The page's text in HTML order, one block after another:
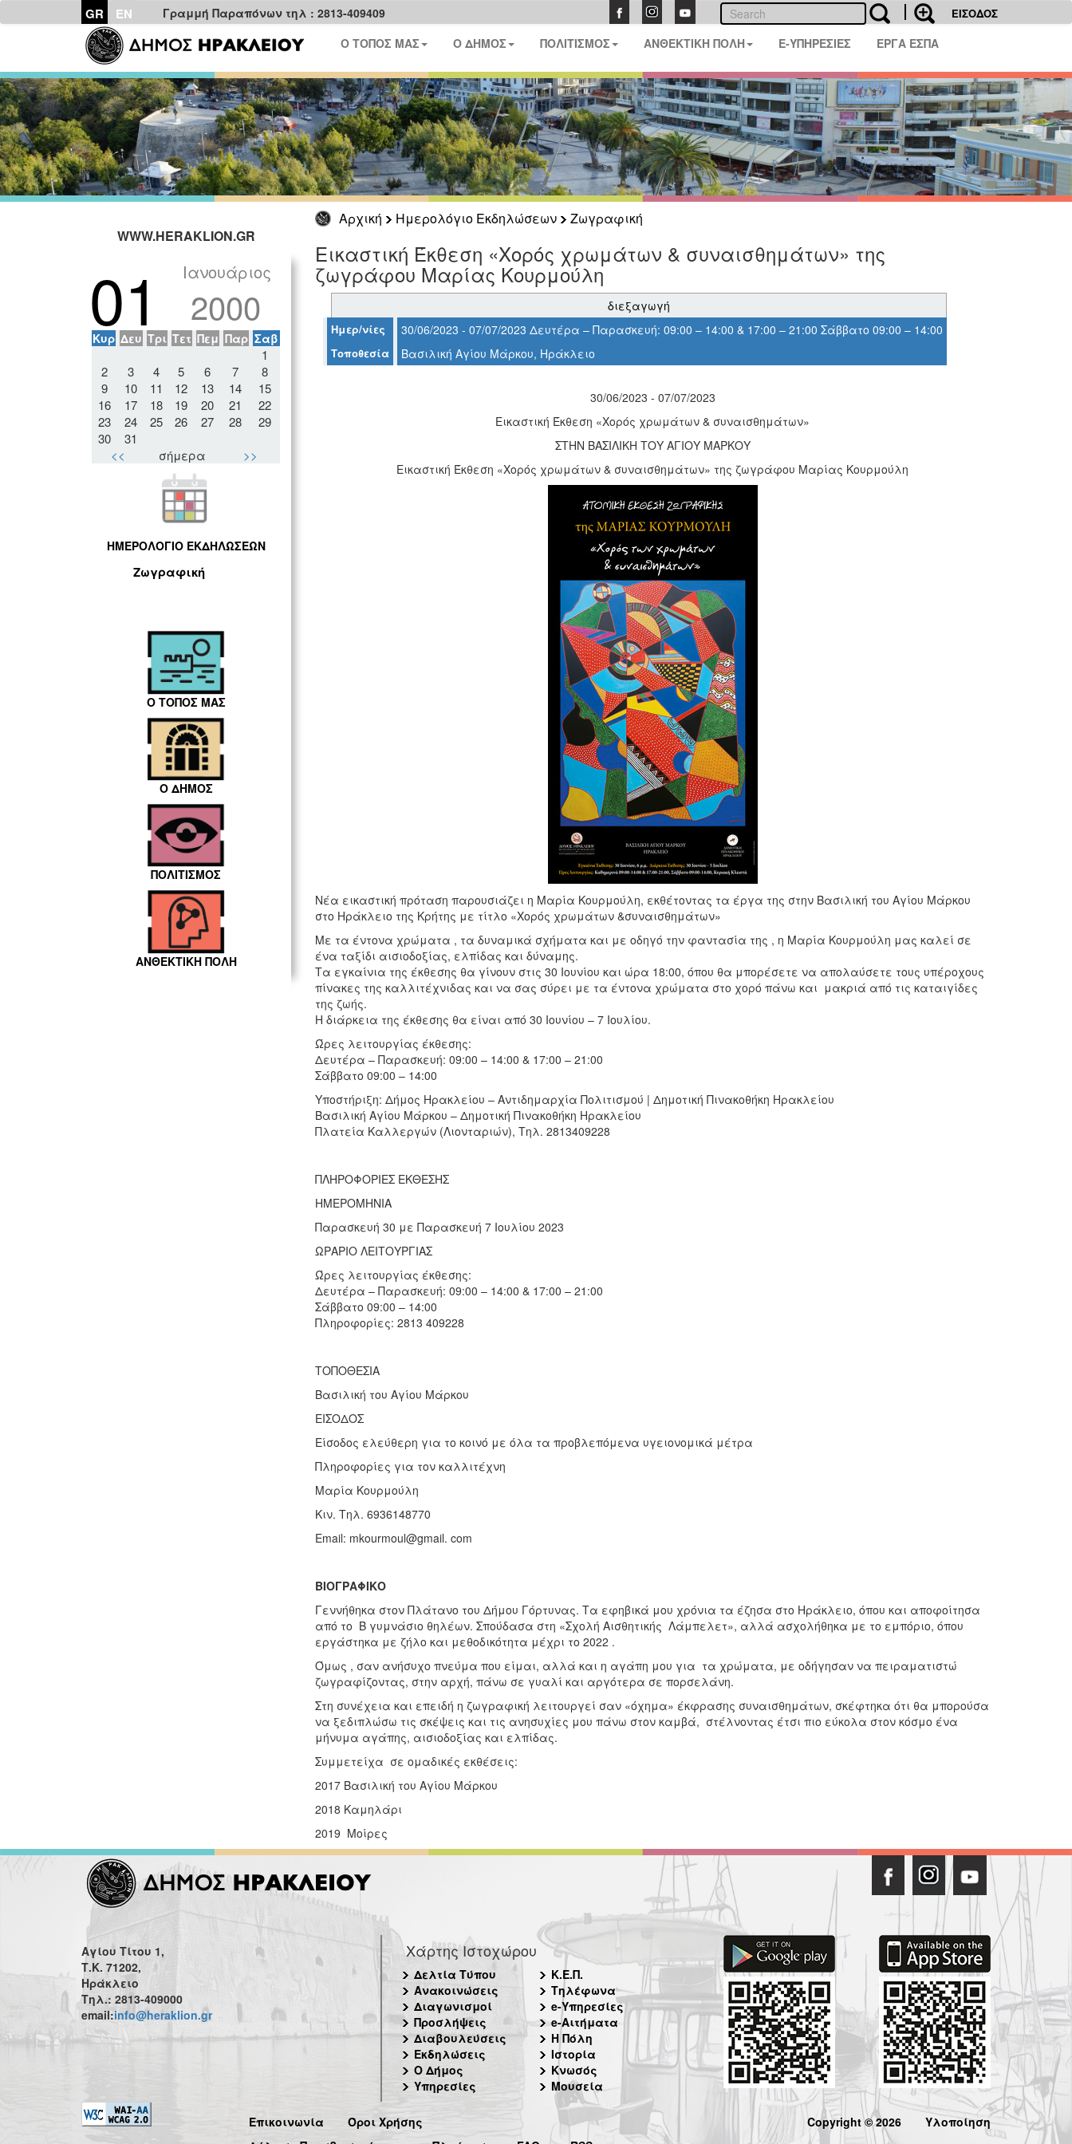
GR EN Γραμμή Παραπόνων τηλ : 2813-409409 ΕΙΣΟΔΟΣ
Ο ΤΟΠΟΣ ΜΑΣ Ο ΔΗΜΟΣ ΠΟΛΙΤΙΣΜΟΣ ΑΝΘΕΚΤΙΚΗ ΠΟΛΗ E-ΥΠΗΡΕΣΙΕΣ ΕΡΓΑ ΕΣΠΑ
Αρχική Ημερολόγιο Εκδηλώσεων
Ζωγραφική
WWW.HERAKLION.GR
01 Ιανουάριος
2000
Κυρ Δευ Τρι Τετ Πεμ Παρ Σαβ
1
2
3 4 5 6 7
8
9
10 11 12 13 14
15
16
17 18 19 20 21
22
23
24 25 26 27 28
29
30
31
<<
σήμερα >>
ΗΜΕΡΟΛΟΓΙΟ ΕΚΔΗΛΩΣΕΩΝ
Ζωγραφική
Ο ΤΟΠΟΣ ΜΑΣ
Ο ΔΗΜΟΣ
ΠΟΛΙΤΙΣΜΟΣ
ΑΝΘΕΚΤΙΚΗ ΠΟΛΗ
Εικαστική Έκθεση «Χορός χρωμάτων & συναισθημάτων» της
ζωγράφου Μαρίας Κουρμούλη
διεξαγωγή
Ημερ/νίες 30/06/2023 - 07/07/2023 Δευτέρα – Παρασκευή: 09:00 – 14:00 & 17:00 – 21:00 Σάββατο 09:00 – 14:00
Τοποθεσία Βασιλική Αγίου Μάρκου, Ηράκλειο
30/06/2023 - 07/07/2023
Εικαστική Έκθεση «Χορός χρωμάτων & συναισθημάτων»
ΣΤΗΝ ΒΑΣΙΛΙΚΗ ΤΟΥ ΑΓΙΟΥ ΜΑΡΚΟΥ
Εικαστική Έκθεση «Χορός χρωμάτων & συναισθημάτων» της ζωγράφου Μαρίας Κουρμούλη
Νέα εικαστική πρόταση παρουσιάζει η Μαρία Κουρμούλη, εκθέτοντας τα έργα της στην Βασιλική του Αγίου Μάρκου
στο Ηράκλειο της Κρήτης με τίτλο «Χορός χρωμάτων &συναισθημάτων»
Με τα έντονα χρώματα , τα δυναμικά σχήματα και με οδηγό την φαντασία της , η Μαρία Κουρμούλη μας καλεί σε
ένα ταξίδι αισιοδοξίας, ελπίδας και δύναμης.
Τα εγκαίνια της έκθεσης θα γίνουν στις 30 Ιουνίου και ώρα 18:00, όπου θα μπορέσετε να απολαύσετε τους υπέροχους
πίνακες της καλλιτέχνιδας και να σας σύρει με τα έντονα χρώματα στο χορό πάνω και μακριά από τις καταιγίδες
της ζωής.
Η διάρκεια της έκθεσης θα είναι από 30 Ιουνίου – 7 Ιουλίου.
Ώρες λειτουργίας έκθεσης:
Δευτέρα – Παρασκευή: 09:00 – 14:00 & 17:00 – 21:00
Σάββατο 09:00 – 14:00
Υποστήριξη: Δήμος Ηρακλείου – Αντιδημαρχία Πολιτισμού | Δημοτική Πινακοθήκη Ηρακλείου
Βασιλική Αγίου Μάρκου – Δημοτική Πινακοθήκη Ηρακλείου
Πλατεία Καλλεργών (Λιονταριών), Τηλ. 2813409228
ΠΛΗΡΟΦΟΡΙΕΣ ΕΚΘΕΣΗΣ
ΗΜΕΡΟΜΗΝΙΑ
Παρασκευή 30 με Παρασκευή 7 Ιουλίου 2023
ΩΡΑΡΙΟ ΛΕΙΤΟΥΡΓΙΑΣ
Ώρες λειτουργίας έκθεσης:
Δευτέρα – Παρασκευή: 09:00 – 14:00 & 17:00 – 21:00
Σάββατο 09:00 – 14:00
Πληροφορίες: 2813 409228
ΤΟΠΟΘΕΣΙΑ
Βασιλική του Αγίου Μάρκου
ΕΙΣΟΔΟΣ
Είσοδος ελεύθερη για το κοινό με όλα τα προβλεπόμενα υγειονομικά μέτρα
Πληροφορίες για τον καλλιτέχνη
Μαρία Κουρμούλη
Κιν. Τηλ. 6936148770
Email: mkourmoul@gmail. com
ΒΙΟΓΡΑΦΙΚΟ
Γεννήθηκα στον Πλάτανο του Δήμου Γόρτυνας. Τα εφηβικά μου χρόνια τα έζησα στο Ηράκλειο, όπου και αποφοίτησα
από το Β γυμνάσιο θηλέων. Σπούδασα στη «Σχολή Αισθητικής Λάμπελετ», αλλά ασχολήθηκα με το εμπόριο, όπου
εργάστηκα με ζήλο και μεθοδικότητα μέχρι το 2022 .
Όμως , σαν ανήσυχο πνεύμα που είμαι, αλλά και η αγάπη μου για τα χρώματα, με οδήγησαν να πειραματιστώ
ζωγραφίζοντας, στην αρχή, πάνω σε γυαλί και αργότερα σε πορσελάνη.
Στη συνέχεια και επειδή η ζωγραφική λειτουργεί σαν «όχημα» έκφρασης συναισθημάτων, σκέφτηκα ότι θα μπορούσα
να ξεδιπλώσω τις σκέψεις και τις ανησυχίες μου πάνω στον καμβά, στέλνοντας έτσι πιο εύκολα στον κόσμο ένα
μήνυμα αγάπης, αισιοδοξίας και ελπίδας.
Συμμετείχα σε ομαδικές εκθέσεις:
2017 Βασιλική του Αγίου Μάρκου
2018 Καμηλάρι
2019 Μοίρες
Αγίου Τίτου 1,
Τ.Κ. 71202,
Ηράκλειο
Τηλ.: 2813-409000
email:info@heraklion.gr
Χάρτης Ιστοχώρου
Δελτία Τύπου
Ανακοινώσεις
Διαγωνισμοί
Προσλήψεις
Διαβουλεύσεις
Εκδηλώσεις
Ο Δήμος
Υπηρεσίες
Κ.Ε.Π.
Τηλέφωνα
e-Υπηρεσίες
e-Αιτήματα
Η Πόλη
Ιστορία
Κνωσός
Μουσεία
Επικοινωνία
Όροι Χρήσης
Copyright © 2026 Υλοποίηση